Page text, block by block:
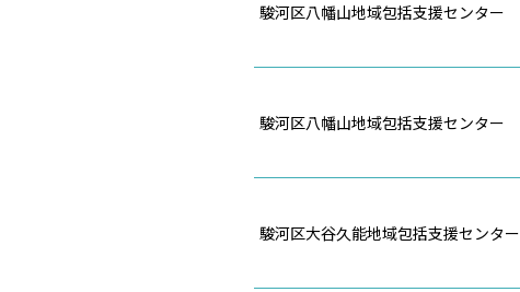
駿河区八幡山地域包括支援センター
駿河区八幡山地域包括支援センター
駿河区大谷久能地域包括支援センター